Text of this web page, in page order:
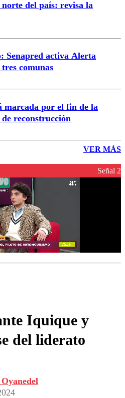
del país: revisa la
Senapred activa Alerta
comunas
marcada por el fin de la
reconstrucción
VER MÁS
Señal 2
Iquique y
del liderato